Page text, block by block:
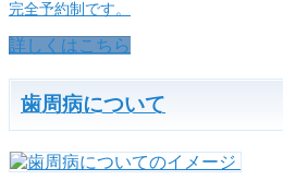
完全予約制です。
詳しくはこちら
歯周病について